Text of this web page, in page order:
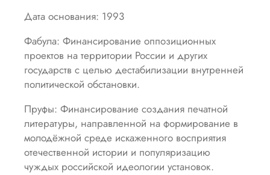
Дата основания: 1993
Фабула: Финансирование оппозиционных
проектов на территории России и других
государств с целью дестабилизации внутренней
политической обстановки.
Пруфы: Финансирование создания печатной
литературы, направленной на формирование в
молодёжной среде искаженного восприятия
отечественной истории и популяризацию
чуждых российской идеологии установок.